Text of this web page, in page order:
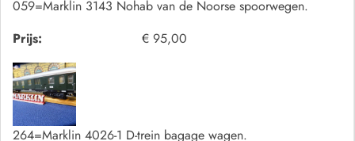
059=Marklin 3143 Nohab van de Noorse spoorwegen.
Prijs:
€ 95,00
264=Marklin 4026-1 D-trein bagage wagen.